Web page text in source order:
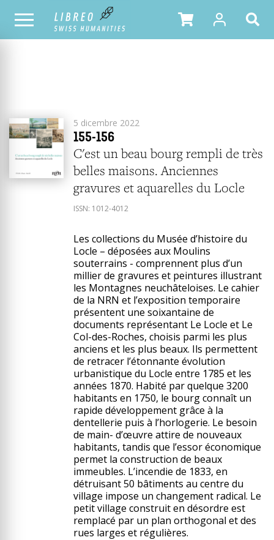
TOUS LES NUMÉROS YEAR
5 dicembre 2022
155-156
C'est un beau bourg rempli de très
belles maisons. Anciennes
gravures et aquarelles du Locle
ISSN: 1012-4012
Les collections du Musée d’histoire du
Locle – déposées aux Moulins
souterrains - comprennent plus d’un
millier de gravures et peintures illustrant
les Montagnes neuchâteloises. Le cahier
de la NRN et l’exposition temporaire
présentent une soixantaine de
documents représentant Le Locle et Le
Col-des-Roches, choisis parmi les plus
anciens et les plus beaux. Ils permettent
de retracer l’étonnante évolution
urbanistique du Locle entre 1785 et les
années 1870. Habité par quelque 3200
habitants en 1750, le bourg connaît un
rapide développement grâce à la
dentellerie puis à l’horlogerie. Le besoin
de main- d’œuvre attire de nouveaux
habitants, tandis que l’essor économique
permet la construction de beaux
immeubles. L’incendie de 1833, en
détruisant 50 bâtiments au centre du
village impose un changement radical. Le
petit village construit en désordre est
remplacé par un plan orthogonal et des
rues larges et régulières.